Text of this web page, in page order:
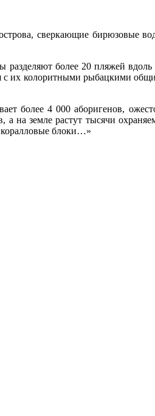
сверкающие бирюзовые
более 20 пляжей вдоль
с их колоритными рыбацкими
более 4 000 аборигенов,
а на земле растут тысячи
коралловые блоки…»